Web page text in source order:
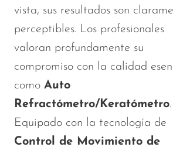
vista, sus resultados son
perceptibles. Los profesionales
valoran profundamente su
compromiso con la calidad
como Auto
Refractómetro/Keratómetro.
Equipado con la tecnología de
Control de Movimiento de